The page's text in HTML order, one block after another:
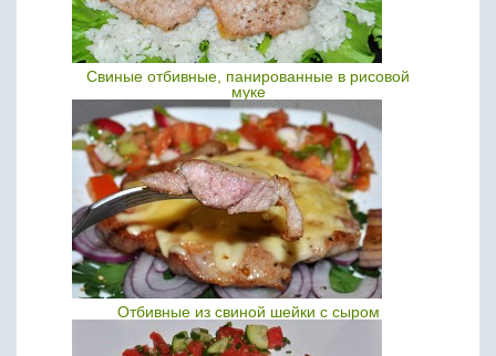
Свиные отбивные, панированные в рисовой
муке
Отбивные из свиной шейки с сыром